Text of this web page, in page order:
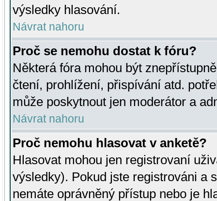
výsledky hlasování.
Návrat nahoru
Proč se nemohu dostat k fóru?
Některá fóra mohou být
čtení, prohlížení, přispívání atd.
může poskytnout jen moderátor a
Návrat nahoru
Proč nemohu hlasovat v anketě?
Hlasovat mohou jen registrovaní
výsledky). Pokud jste registrováni a
nemáte oprávněný přístup nebo je